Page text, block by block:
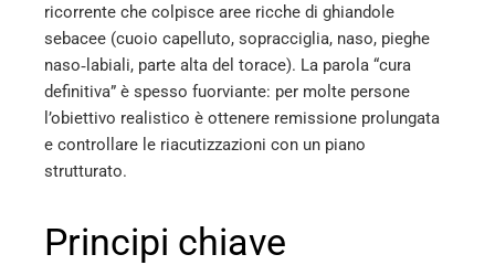
ricorrente che colpisce aree ricche di ghiandole
sebacee (cuoio capelluto, sopracciglia, naso, pieghe
naso‑labiali, parte alta del torace). La parola “cura
definitiva” è spesso fuorviante: per molte persone
l’obiettivo realistico è ottenere remissione prolungata
e controllare le riacutizzazioni con un piano
strutturato.
Principi chiave